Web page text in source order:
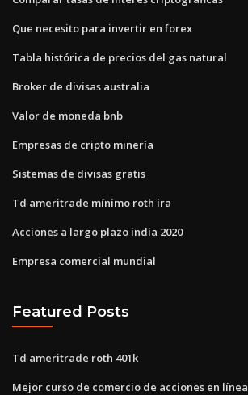
Que necesito para invertir en forex
Tabla histórica de precios del gas natural
Broker de divisas australia
Valor de moneda bnb
Empresas de cripto minería
Sistemas de divisas gratis
Td ameritrade mínimo roth ira
Acciones a largo plazo india 2020
Empresa comercial mundial
Featured Posts
Td ameritrade roth 401k
Mejor curso de comercio de acciones en línea